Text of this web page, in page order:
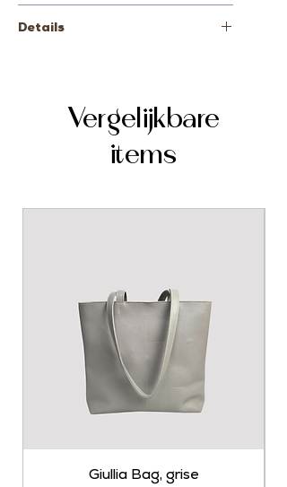
Details
Foxy BagVergelijkbare
items
Giullia Bag, grise